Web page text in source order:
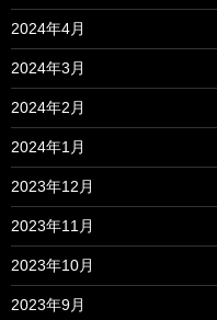
2024年4月
2024年3月
2024年2月
2024年1月
2023年12月
2023年11月
2023年10月
2023年9月